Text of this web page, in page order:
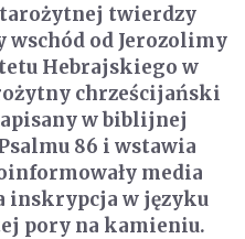
twierdzy
wschód od Jerozolimy
Hebrajskiego w
chrześcijański
w biblijnej
86 i wstawia
media
inskrypcja w języku
pory na kamieniu.